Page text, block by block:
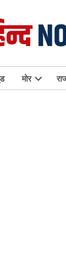
मोर
Open